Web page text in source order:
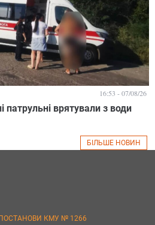
патрульні врятували з води
16:53 - 07/08/26
БІЛЬШЕ НОВИН
КМУ № 1266